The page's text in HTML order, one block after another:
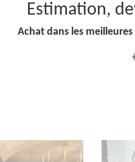
Estimation,
Achat dans les